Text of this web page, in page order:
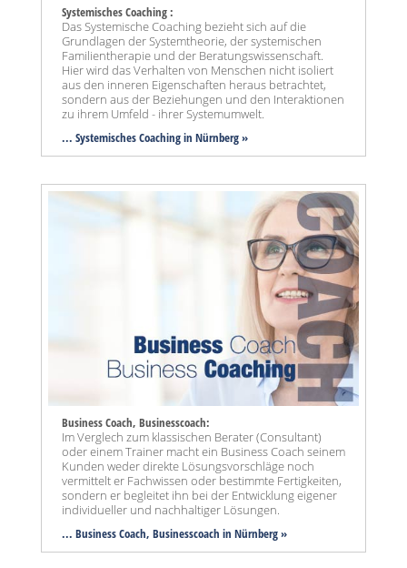
Systemisches Coaching :
Das Systemische Coaching bezieht sich auf die
Grundlagen der Systemtheorie, der systemischen
Familientherapie und der Beratungswissenschaft.
Hier wird das Verhalten von Menschen nicht isoliert
aus den inneren Eigenschaften heraus betrachtet,
sondern aus der Beziehungen und den Interaktionen
zu ihrem Umfeld - ihrer Systemumwelt.
... Systemisches Coaching in Nürnberg »
Business Coach, Businesscoach:
Im Verglech zum klassischen Berater (Consultant)
oder einem Trainer macht ein Business Coach seinem
Kunden weder direkte Lösungsvorschläge noch
vermittelt er Fachwissen oder bestimmte Fertigkeiten,
sondern er begleitet ihn bei der Entwicklung eigener
individueller und nachhaltiger Lösungen.
... Business Coach, Businesscoach in Nürnberg »